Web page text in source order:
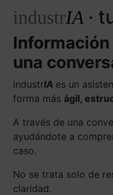
industrIA ·
una
industrIA es un
forma más ágil,
A través de una
ayudándote a
caso.
No se trata solo de
claridad.